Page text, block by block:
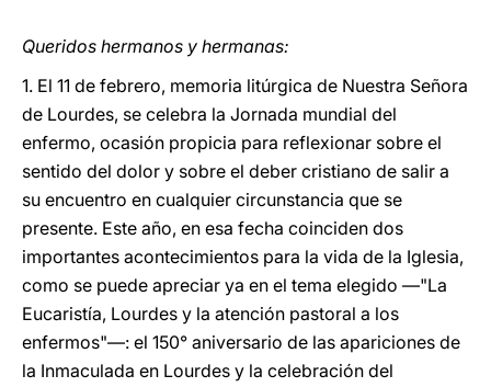
Queridos hermanos y hermanas:
1. El 11 de febrero, memoria litúrgica de Nuestra Señora
de Lourdes, se celebra la Jornada mundial del
enfermo, ocasión propicia para reflexionar sobre el
sentido del dolor y sobre el deber cristiano de salir a
su encuentro en cualquier circunstancia que se
presente. Este año, en esa fecha coinciden dos
importantes acontecimientos para la vida de la Iglesia,
como se puede apreciar ya en el tema elegido —"La
Eucaristía, Lourdes y la atención pastoral a los
enfermos"—: el 150° aniversario de las apariciones de
la Inmaculada en Lourdes y la celebración del